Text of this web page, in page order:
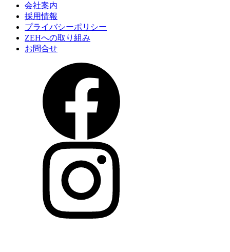
会社案内
採用情報
プライバシーポリシー
ZEHへの取り組み
お問合せ